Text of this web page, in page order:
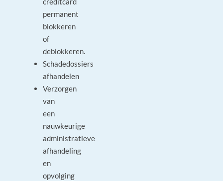
permanent
blokkeren
of
deblokkeren.
Schadedossiers
afhandelen
Verzorgen
van
een
nauwkeurige
administratieve
afhandeling
en
opvolging